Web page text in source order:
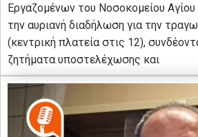
Εργαζομένων του Νοσοκομείου Αγίου
την αυριανή διαδήλωση για την
(κεντρική πλατεία στις 12),
ζητήματα υποστελέχωσης και